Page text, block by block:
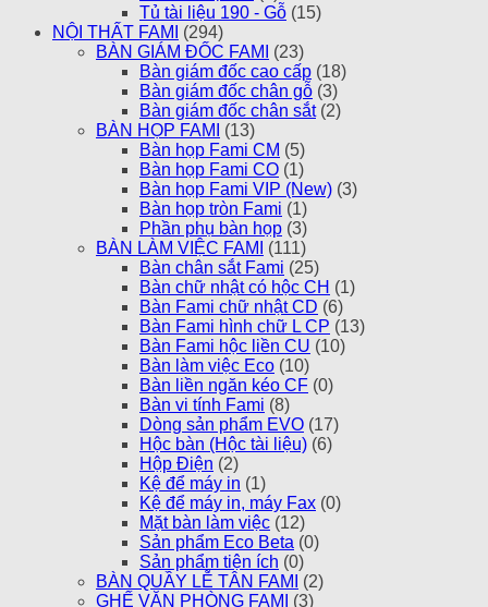
Tủ tài liệu 190 - Gỗ (15)
NỘI THẤT FAMI
(294)
BÀN GIÁM ĐỐC FAMI
(23)
Bàn giám đốc cao cấp (18)
Bàn giám đốc chân gỗ (3)
Bàn giám đốc chân sắt (2)
BÀN HỌP FAMI
(13)
Bàn họp Fami CM (5)
Bàn họp Fami CO (1)
Bàn họp Fami VIP (New) (3)
Bàn họp tròn Fami (1)
Phần phụ bàn họp (3)
BÀN LÀM VIỆC FAMI
(111)
Bàn chân sắt Fami (25)
Bàn chữ nhật có hộc CH (1)
Bàn Fami chữ nhật CD (6)
Bàn Fami hình chữ L CP (13)
Bàn Fami hộc liền CU (10)
Bàn làm việc Eco (10)
Bàn liền ngăn kéo CF (0)
Bàn vi tính Fami (8)
Dòng sản phẩm EVO (17)
Hộc bàn (Hộc tài liệu) (6)
Hộp Điện (2)
Kệ để máy in (1)
Kệ để máy in, máy Fax (0)
Mặt bàn làm việc (12)
Sản phẩm Eco Beta (0)
Sản phẩm tiện ích (0)
BÀN QUẦY LỄ TÂN FAMI
(2)
GHẾ VĂN PHÒNG FAMI
(3)